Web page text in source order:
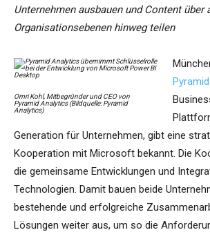
Unternehmen ausbauen und Content über
Organisationsebenen hinweg teilen
Omri Kohl, Mitbegründer und CEO von
Pyramid Analytics (Bildquelle: Pyramid
Analytics)
Generation für Unternehmen, gibt eine
Kooperation mit Microsoft bekannt. Die
die gemeinsame Entwicklungen und
Technologien. Damit bauen beide
bestehende und erfolgreiche
Lösungen weiter aus, um so die